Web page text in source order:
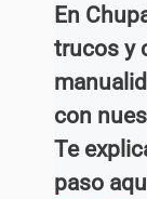
En
trucos y
con
Te
paso